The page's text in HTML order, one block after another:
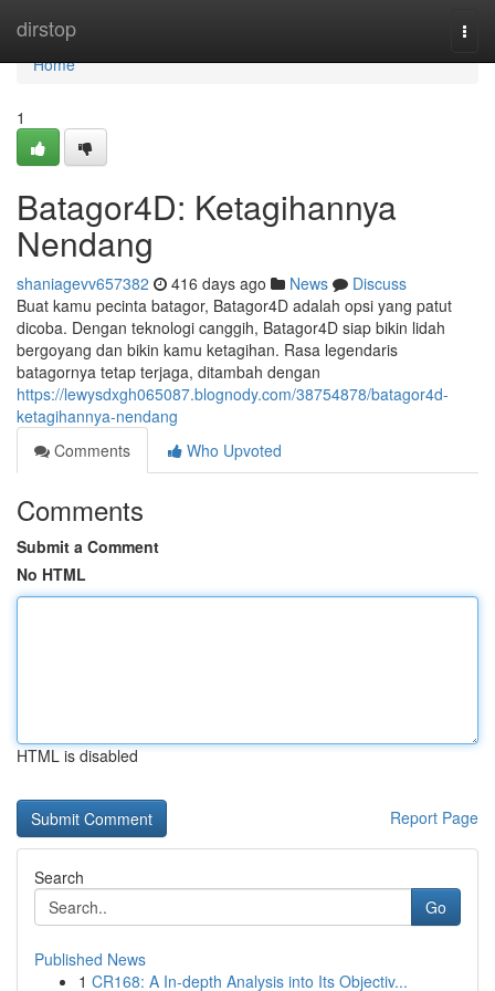
dirstop
Home
Home
1
Batagor4D: Ketagihannya
Nendang
shaniagevv657382 416 days ago News
Discuss
Buat kamu pecinta batagor, Batagor4D adalah opsi yang patut
dicoba. Dengan teknologi canggih, Batagor4D siap bikin lidah
bergoyang dan bikin kamu ketagihan. Rasa legendaris
batagornya tetap terjaga, ditambah dengan
https://lewysdxgh065087.blognody.com/38754878/batagor4d-
ketagihannya-nendang
Comments
Who Upvoted
Comments
Submit a Comment
No HTML
HTML is disabled
Report Page
Search
Go
Published News
1 CR168: A In-depth Analysis into Its Objectiv...